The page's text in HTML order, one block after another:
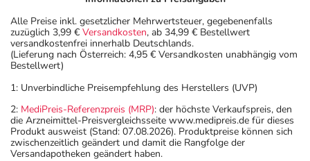
Alle Preise inkl. gesetzlicher Mehrwertsteuer, gegebenenfalls
zuzüglich 3,99 € Versandkosten, ab 34,99 € Bestellwert
versandkostenfrei innerhalb Deutschlands.
(Lieferung nach Österreich: 4,95 € Versandkosten unabhängig vom
Bestellwert)
1: Unverbindliche Preisempfehlung des Herstellers (UVP)
2: MediPreis-Referenzpreis (MRP): der höchste Verkaufspreis, den
die Arzneimittel-Preisvergleichsseite www.medipreis.de für dieses
Produkt ausweist (Stand: 07.08.2026). Produktpreise können sich
zwischenzeitlich geändert und damit die Rangfolge der
Versandapotheken geändert haben.